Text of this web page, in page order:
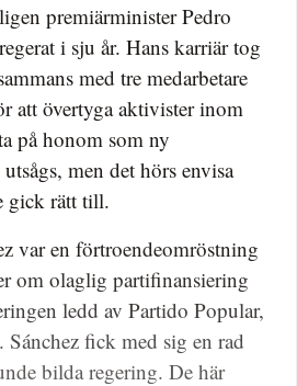
premiärminister Pedro
i sju år. Hans karriär tog
med tre medarbetare
att övertyga aktivister inom
på honom som ny
men det hörs envisa
gick rätt till.
var en förtroendeomröstning
om olaglig partifinansiering
ledd av Partido Popular,
Sánchez fick med sig en rad
bilda regering. De här